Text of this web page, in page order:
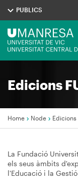
principale
Menú
UManresa
PUBLICS
Navegació
Edicions
di
pane
Home Node Edicions
La Fundació
els seus àmbits
l'Educació i la